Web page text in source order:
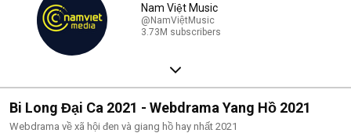
Nam Việt Music
@NamViệtMusic
3.73M subscribers
Bi Long Đại Ca 2021 - Webdrama Yang Hồ 2021
Webdrama về xã hội đen và giang hồ hay nhất 2021